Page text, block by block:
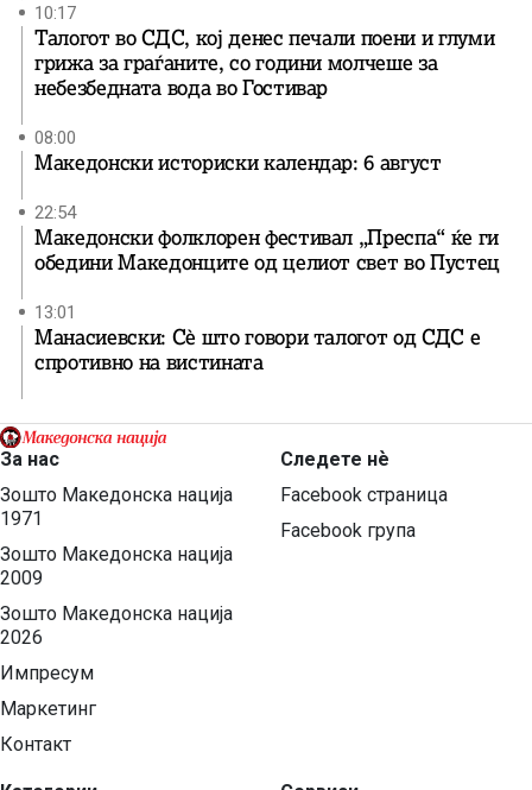
10:17
Талогот во СДС, кој денес печали поени и глуми
грижа за граѓаните, со години молчеше за
небезбедната вода во Гостивар
08:00
Македонски историски календар: 6 август
22:54
Македонски фолклорен фестивал „Преспа“ ќе ги
обедини Македонците од целиот свет во Пустец
13:01
Манасиевски: Сè што говори талогот од СДС е
спротивно на вистината
За нас
Зошто Македонска нација
1971
Зошто Македонска нација
2009
Зошто Македонска нација
2026
Импресум
Маркетинг
Контакт
Следете нѐ
Facebook страница
Facebook група